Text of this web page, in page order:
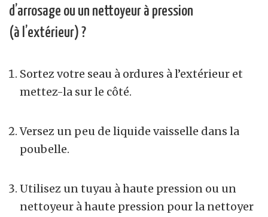
d’arrosage ou un nettoyeur à pression
(à l’extérieur) ?
Sortez votre seau à ordures à l’extérieur et
mettez-la sur le côté.
Versez un peu de liquide vaisselle dans la
poubelle.
Utilisez un tuyau à haute pression ou un
nettoyeur à haute pression pour la nettoyer